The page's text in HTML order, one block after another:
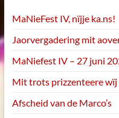
MaNieFest IV, nïjje ka.ns!
Jaorvergadering mit
MaNiefest IV – 27 juni
Mit trots prizzenteere
Afscheid van de Marco’s